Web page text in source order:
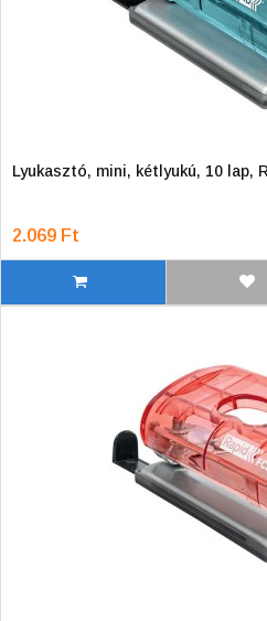
Lyukasztó, mini, kétlyukú, 10 lap,
2.069 Ft